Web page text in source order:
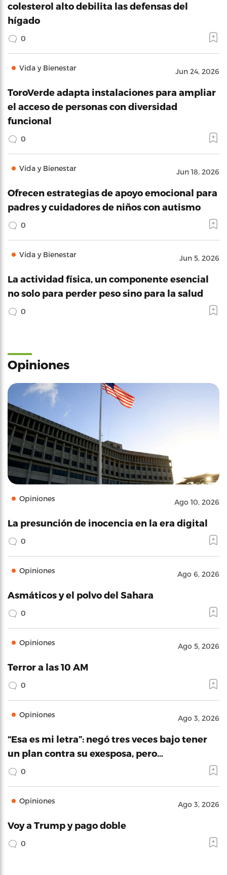
colesterol alto debilita las defensas del
hígado
0
Vida y Bienestar Jun 24, 2026
ToroVerde adapta instalaciones para ampliar
el acceso de personas con diversidad
funcional
0
Vida y Bienestar Jun 18, 2026
Ofrecen estrategias de apoyo emocional para
padres y cuidadores de niños con autismo
0
Vida y Bienestar Jun 5, 2026
La actividad física, un componente esencial
no solo para perder peso sino para la salud
0
Opiniones
Opiniones Ago 10, 2026
La presunción de inocencia en la era digital
0
Opiniones Ago 6, 2026
Asmáticos y el polvo del Sahara
0
Opiniones Ago 5, 2026
Terror a las 10 AM
0
Opiniones Ago 3, 2026
“Esa es mi letra”: negó tres veces bajo tener
un plan contra su exesposa, pero…
0
Opiniones Ago 3, 2026
Voy a Trump y pago doble
0